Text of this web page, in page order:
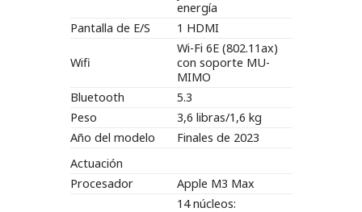
energía
Pantalla de E/S
1 HDMI
Wifi
Wi-Fi 6E (802.11ax)
con soporte MU-
MIMO
Bluetooth
5.3
Peso
3,6 libras/1,6 kg
Año del modelo
Finales de 2023
Actuación
Procesador
Apple M3 Max
14 núcleos: